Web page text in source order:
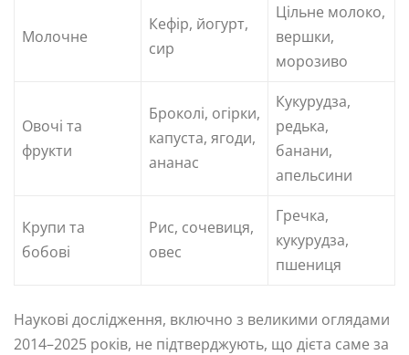
Молочне
Кефір, йогурт,
сир
Цільне молоко,
вершки,
морозиво
Овочі та
фрукти
Броколі, огірки,
капуста, ягоди,
ананас
Кукурудза,
редька,
банани,
апельсини
Крупи та
бобові
Рис, сочевиця,
овес
Гречка,
кукурудза,
пшениця
Наукові дослідження, включно з великими оглядами
2014–2025 років, не підтверджують, що дієта саме за